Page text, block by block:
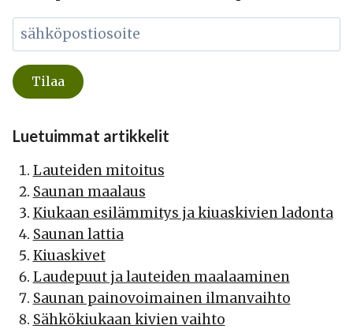
Luetuimmat artikkelit
Lauteiden mitoitus
Saunan maalaus
Kiukaan esilämmitys ja kiuaskivien ladonta
Saunan lattia
Kiuaskivet
Laudepuut ja lauteiden maalaaminen
Saunan painovoimainen ilmanvaihto
Sähkökiukaan kivien vaihto